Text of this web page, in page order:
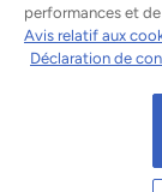
performances et
Avis relatif aux
Déclaration de